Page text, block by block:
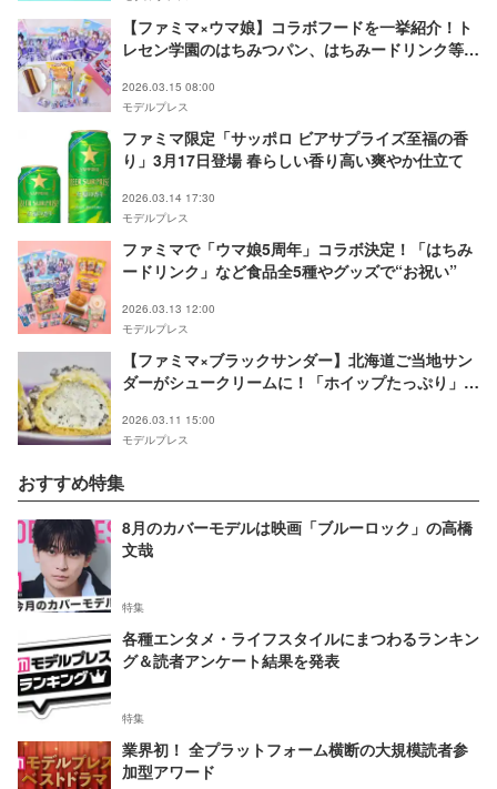
【ファミマ×ウマ娘】コラボフードを一挙紹介！ト
レセン学園のはちみつパン、はちみードリンク等＜
2026.03.15 08:00
モデルプレス
ファミマ限定「サッポロ ビアサプライズ至福の香
り」3月17日登場 春らしい香り高い爽やか仕立て
2026.03.14 17:30
モデルプレス
ファミマで「ウマ娘5周年」コラボ決定！「はちみ
ードリンク」など食品全5種やグッズで“お祝い”
2026.03.13 12:00
モデルプレス
【ファミマ×ブラックサンダー】北海道ご当地サン
ダーがシュークリームに！「ホイップたっぷり」
2026.03.11 15:00
モデルプレス
おすすめ特集
8月のカバーモデルは映画「ブルーロック」の高橋
文哉
特集
各種エンタメ・ライフスタイルにまつわるランキン
グ＆読者アンケート結果を発表
特集
業界初！ 全プラットフォーム横断の大規模読者参
加型アワード